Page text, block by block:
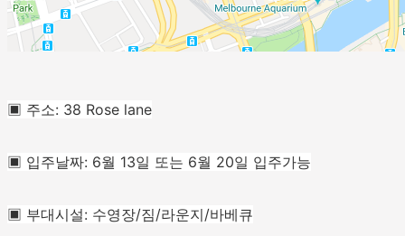
▣ 주소: 38 Rose lane
▣ 입주날짜: 6월 13일 또는 6월 20일 입주가능
▣ 부대시설: 수영장/짐/라운지/바베큐